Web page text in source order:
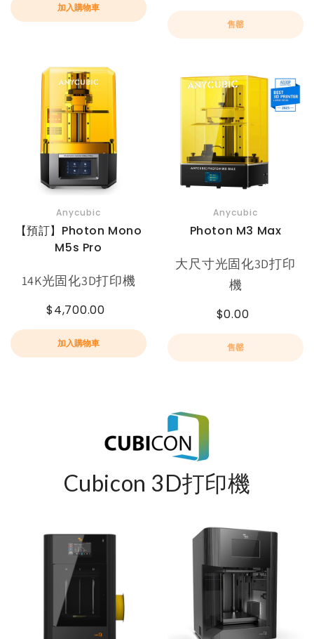
加入購物車
售罄
Anycubic
【預訂】Photon Mono
M5s Pro
14K光固化3D打印機
$4,700.00
加入購物車
Anycubic
Photon M3 Max
大尺寸光固化3D打印
機
$0.00
售罄
Cubicon 3D打印機